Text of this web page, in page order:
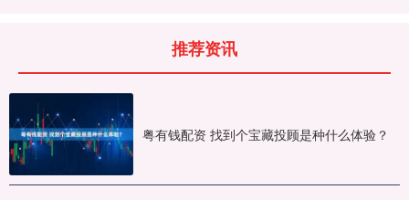
推荐资讯
粤有钱配资 找到个宝藏投顾是种什么体验？